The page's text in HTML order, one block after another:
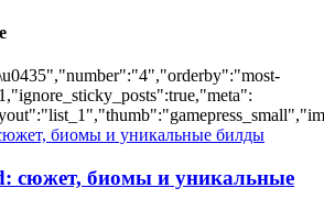
сюжет, биомы и уникальные